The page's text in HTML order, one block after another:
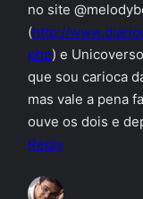
no site
(http://
php) e
que sou carioca
mas vale a pena
ouve os dois e
Reply